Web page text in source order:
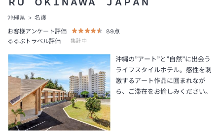
沖縄県
名護
お客様アンケート評価
89 点
るるぶトラベル評価
集計中
沖縄の”アート”と”自然”に出会う
ライフスタイルホテル。感性を刺
激するアート作品に囲まれなが
ら、ご滞在をお愉しみください。